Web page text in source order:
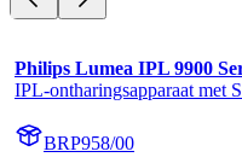
Philips Lumea IPL 9900
IPL-ontharingsapparaat met
BRP958/00